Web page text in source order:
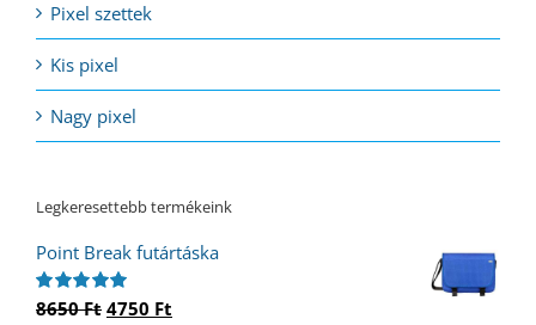
Pixel szettek
Kis pixel
Nagy pixel
Legkeresettebb termékeink
Point Break futártáska
Értékelés:
8650Ft Original
4750 Ft